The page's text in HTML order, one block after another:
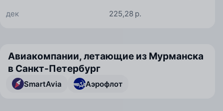
225,28 р.
дек
Авиакомпании, летающие из Мурманска
в Санкт-Петербург
SmartAvia Аэрофлот